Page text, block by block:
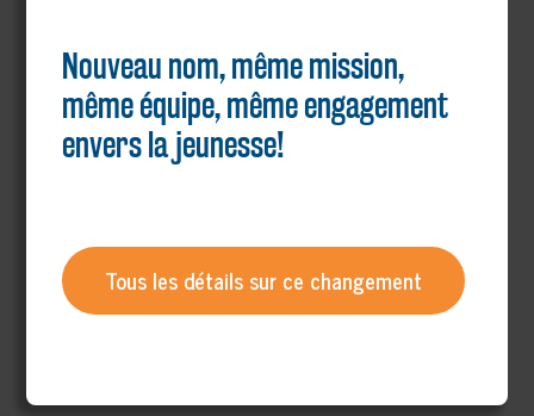
Nouveau nom, même mission,
même équipe, même engagement
envers la jeunesse!
Tous les détails sur ce changement